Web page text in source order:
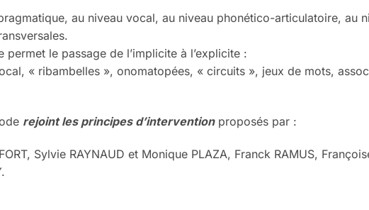
au niveau vocal, au niveau phonético-articulatoire, au
permet le passage de l’implicite à l’explicite :
« ribambelles », onomatopées, « circuits », jeux de mots,
rejoint les principes d’interventionproposés par :
Sylvie RAYNAUD et Monique PLAZA, Franck RAMUS,